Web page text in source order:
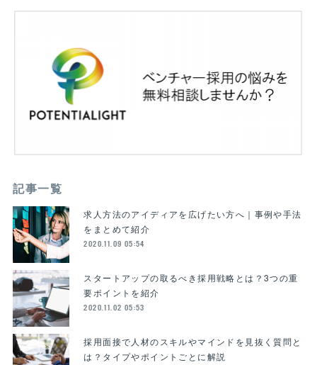
記事一覧
求人方法のアイディアを広げたい方へ｜事例や手法
をまとめて紹介
2020.11.09 05:54
スタートアップの取るべき採用戦略とは？3つの重
要ポイントを紹介
2020.11.02 05:53
採用面接で人材のスキルやマインドを見抜く質問と
は？タイプやポイントごとに解説